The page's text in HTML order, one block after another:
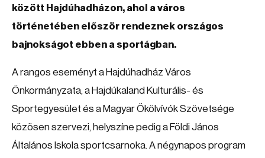
között Hajdúhadházon, ahol a város
történetében először rendeznek országos
bajnokságot ebben a sportágban.
A rangos eseményt a Hajdúhadház Város
Önkormányzata, a Hajdúkaland Kulturális- és
Sportegyesület és a Magyar Ökölvívók Szövetsége
közösen szervezi, helyszíne pedig a Földi János
Általános Iskola sportcsarnoka. A négynapos program